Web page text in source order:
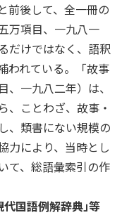
前後して、全一冊の
万項目、一九八一
だけではなく、語釈
われている。「故事
一九八二年）は、
、ことわざ、故事・
、類書にない規模の
力により、当時とし
て、総語彙索引の作
代国語例解辞典」等